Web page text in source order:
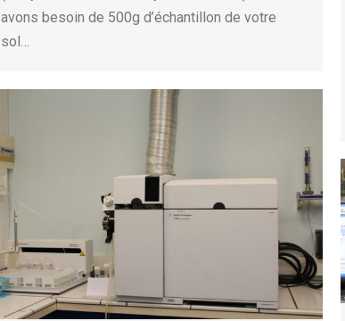
avons besoin de 500g d’échantillon de votre
sol…